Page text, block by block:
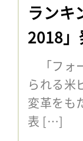
ラン
2018
「フォ
られる米
変革をも
表 […]